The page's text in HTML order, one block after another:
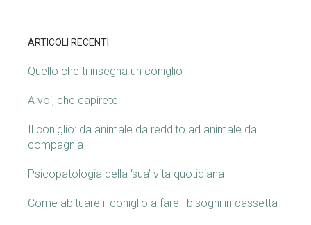
ARTICOLI RECENTI
Quello che ti insegna un coniglio
A voi, che capirete
Il coniglio: da animale da reddito ad animale da
compagnia
Psicopatologia della ‘sua’ vita quotidiana
Come abituare il coniglio a fare i bisogni in cassetta